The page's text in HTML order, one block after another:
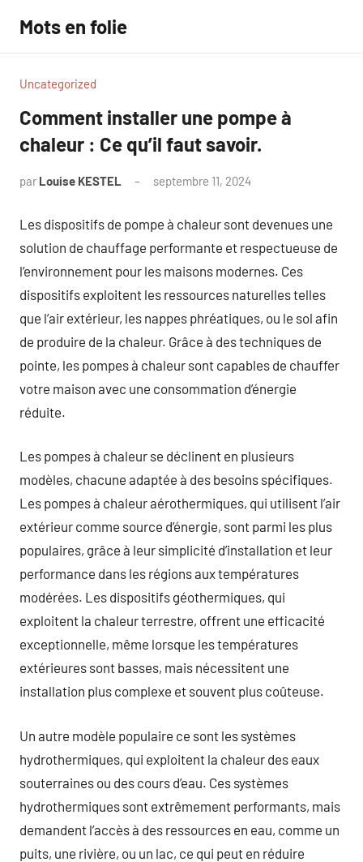
contenu
Mots en folie
Uncategorized
Comment installer une pompe à
chaleur : Ce qu’il faut savoir.
par Louise KESTEL septembre 11, 2024
Les dispositifs de pompe à chaleur sont devenues une
solution de chauffage performante et respectueuse de
l’environnement pour les maisons modernes. Ces
dispositifs exploitent les ressources naturelles telles
que l’air extérieur, les nappes phréatiques, ou le sol afin
de produire de la chaleur. Grâce à des techniques de
pointe, les pompes à chaleur sont capables de chauffer
votre maison avec une consommation d’énergie
réduite.
Les pompes à chaleur se déclinent en plusieurs
modèles, chacune adaptée à des besoins spécifiques.
Les pompes à chaleur aérothermiques, qui utilisent l’air
extérieur comme source d’énergie, sont parmi les plus
populaires, grâce à leur simplicité d’installation et leur
performance dans les régions aux températures
modérées. Les dispositifs géothermiques, qui
exploitent la chaleur terrestre, offrent une efficacité
exceptionnelle, même lorsque les températures
extérieures sont basses, mais nécessitent une
installation plus complexe et souvent plus coûteuse.
Un autre modèle populaire ce sont les systèmes
hydrothermiques, qui exploitent la chaleur des eaux
souterraines ou des cours d’eau. Ces systèmes
hydrothermiques sont extrêmement performants, mais
demandent l’accès à des ressources en eau, comme un
puits, une rivière, ou un lac, ce qui peut en réduire